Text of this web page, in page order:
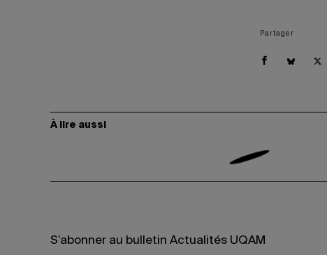
Partager
À lire aussi
S’abonner au bulletin Actualités UQAM